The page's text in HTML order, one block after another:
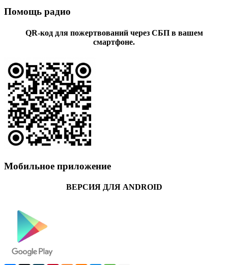
Помощь радио
QR-код для пожертвований через СБП в вашем
смартфоне.
Мобильное приложение
ВЕРСИЯ ДЛЯ ANDROID